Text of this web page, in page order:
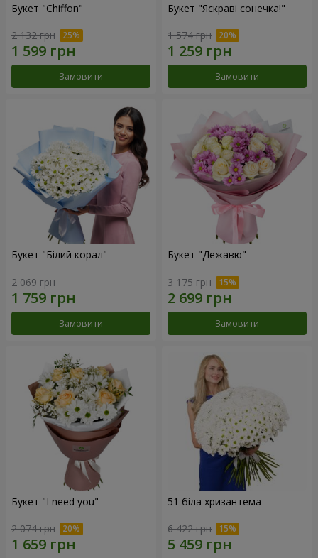
Букет "Chiffon"
2 132 грн
Замовити
Букет "Яскраві сонечка!"
1 574 грн
Замовити
Букет "Білий корал"
2 069 грн
Замовити
Букет "Дежавю"
3 175 грн
Замовити
Букет "I need you"
2 074 грн
51 біла хризантема
6 422 грн